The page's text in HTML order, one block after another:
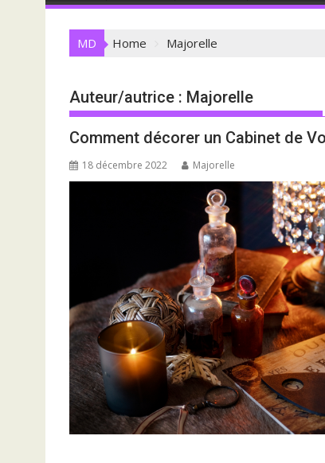
MD Home Majorelle
Auteur/autrice : Majorelle
Comment décorer un Cabinet de
18 décembre 2022 Majorelle